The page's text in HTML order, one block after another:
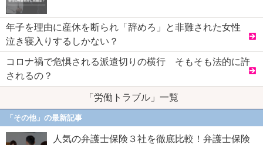
年子を理由に産休を断られ「辞めろ」と非難された女性
泣き寝入りするしかない？
コロナ禍で危惧される派遣切りの横行 そもそも法的に許
されるの？
「労働トラブル」一覧
「その他」の最新記事
人気の弁護士保険３社を徹底比較！弁護士保険